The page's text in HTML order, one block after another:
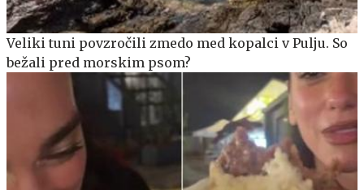
Veliki tuni povzročili zmedo med kopalci v Pulju. So
bežali pred morskim psom?